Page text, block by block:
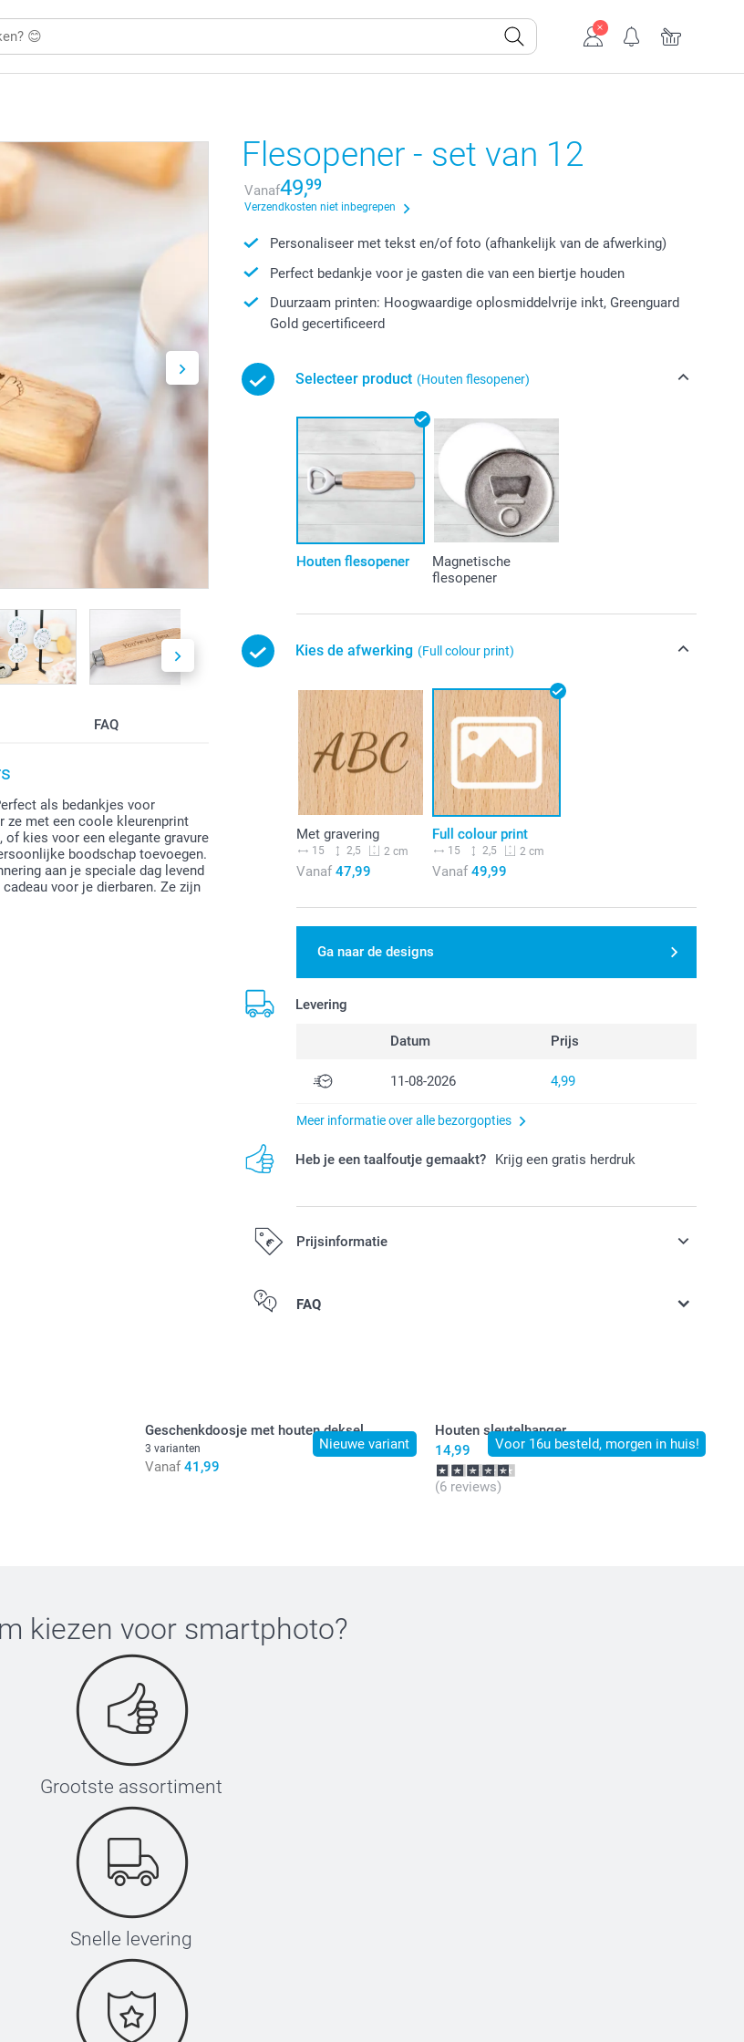
FAQ
als bedankjes voor
ze met een coole kleurenprint
kies voor een elegante gravure
boodschap toevoegen.
aan je speciale dag levend
voor je dierbaren. Ze zijn
Flesopener - set van 12
Vanaf49,99
Verzendkosten niet inbegrepen
Personaliseer met tekst en/of foto (afhankelijk van de afwerking)
Perfect bedankje voor je gasten die van een biertje houden
Duurzaam printen: Hoogwaardige oplosmiddelvrije inkt, Greenguard
Gold gecertificeerd
Selecteer product (Houten flesopener)
Houten flesopener
Magnetische
flesopener
Kies de afwerking (Full colour print)
Met gravering
15 2,5 2 cm
Vanaf 47,99
Full colour print
15 2,5 2 cm
Vanaf 49,99
Ga naar de designs
Levering
Datum Prijs
11-08-2026 4,99
Meer informatie over alle bezorgopties
Heb je een taalfoutje gemaakt? Krijg een gratis herdruk
Prijsinformatie
Alle prijzen zijn in EURO (€) inclusief BTW en exclusief verzendkosten.
FAQ
Nieuwe variant
Geschenkdoosje met houten deksel
3 varianten
Vanaf 41,99
Voor 16u besteld, morgen in huis!
Houten sleutelhanger
14,99
(6 reviews)
kiezen voor smartphoto?
Grootste assortiment
Snelle levering